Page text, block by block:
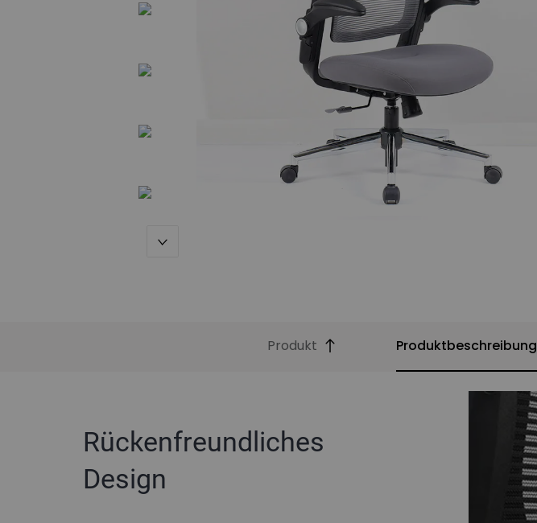
Produkt Produktbeschreibung
Rückenfreundliches
Design